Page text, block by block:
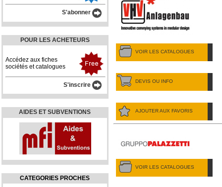
S'abonner
POUR LES ACHETEURS
Accédez aux fiches
sociétés et catalogues
S'inscrire
AIDES ET SUBVENTIONS
CATEGORIES PROCHES
VOIR LES CATALOGUES
DEVIS OU INFO
AJOUTER AUX FAVORIS
VOIR LES CATALOGUES